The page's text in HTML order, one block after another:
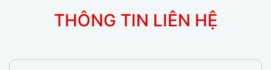
THÔNG TIN LIÊN HỆ